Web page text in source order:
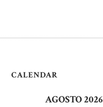
CALENDAR
AGOSTO 2026